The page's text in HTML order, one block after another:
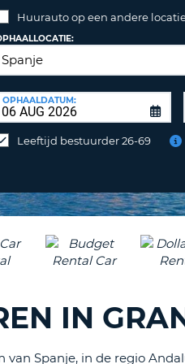
Huurauto op een andere
Huurauto
OPHAALDATUM:
Leeftijd bestuurder 26-69
IN
Spanje, in de regio